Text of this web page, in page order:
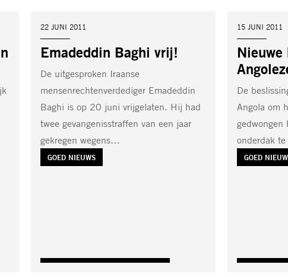
Emadeddin Baghi vrij!
TAG:
GOED NIEUWS
DATUM:
22 JUNI 2011
De uitgesproken Iraanse
mensenrechtenverdediger Emadeddin
Baghi is op 20 juni vrijgelaten. Hij had
twee gevangenisstraffen van een jaar
gekregen wegens…
Nieuwe
TAG:
GOED
DATUM:
15 JUNI 2011
De
Angola om
gedwongen
onderdak